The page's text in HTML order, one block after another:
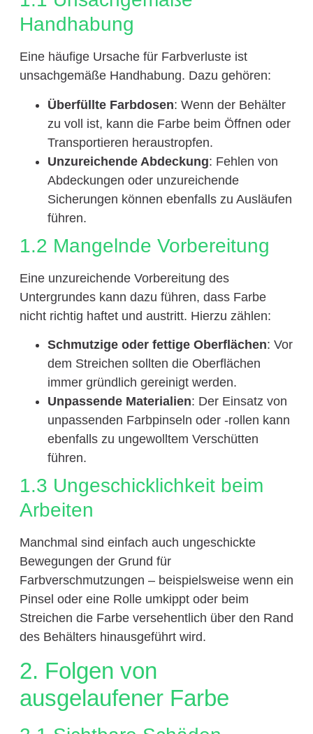
Handhabung
Eine häufige Ursache für Farbverluste ist
unsachgemäße Handhabung. Dazu gehören:
Überfüllte Farbdosen: Wenn der Behälter
zu voll ist, kann die Farbe beim Öffnen oder
Transportieren heraustropfen.
Unzureichende Abdeckung: Fehlen von
Abdeckungen oder unzureichende
Sicherungen können ebenfalls zu Ausläufen
führen.
1.2 Mangelnde Vorbereitung
Eine unzureichende Vorbereitung des
Untergrundes kann dazu führen, dass Farbe
nicht richtig haftet und austritt. Hierzu zählen:
Schmutzige oder fettige Oberflächen: Vor
dem Streichen sollten die Oberflächen
immer gründlich gereinigt werden.
Unpassende Materialien: Der Einsatz von
unpassenden Farbpinseln oder -rollen kann
ebenfalls zu ungewolltem Verschütten
führen.
1.3 Ungeschicklichkeit beim
Arbeiten
Manchmal sind einfach auch ungeschickte
Bewegungen der Grund für
Farbverschmutzungen – beispielsweise wenn ein
Pinsel oder eine Rolle umkippt oder beim
Streichen die Farbe versehentlich über den Rand
des Behälters hinausgeführt wird.
2. Folgen von
ausgelaufener Farbe